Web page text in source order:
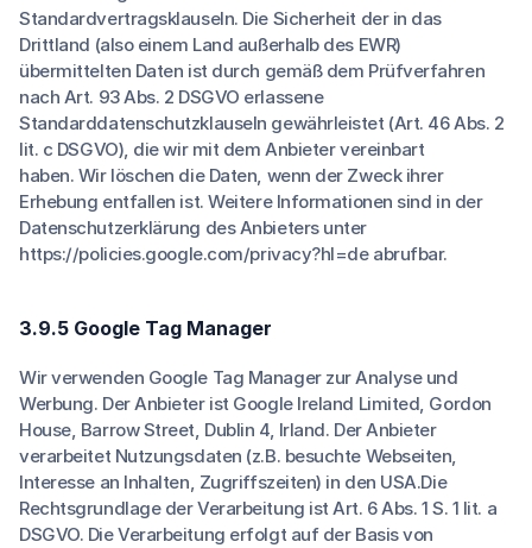
Standardvertragsklauseln. Die Sicherheit der in das
Drittland (also einem Land außerhalb des EWR)
übermittelten Daten ist durch gemäß dem Prüfverfahren
nach Art. 93 Abs. 2 DSGVO erlassene
Standarddatenschutzklauseln gewährleistet (Art. 46 Abs. 2
lit. c DSGVO), die wir mit dem Anbieter vereinbart
haben. Wir löschen die Daten, wenn der Zweck ihrer
Erhebung entfallen ist. Weitere Informationen sind in der
Datenschutzerklärung des Anbieters unter
https://policies.google.com/privacy?hl=de abrufbar.
3.9.5 Google Tag Manager
Wir verwenden Google Tag Manager zur Analyse und
Werbung. Der Anbieter ist Google Ireland Limited, Gordon
House, Barrow Street, Dublin 4, Irland. Der Anbieter
verarbeitet Nutzungsdaten (z.B. besuchte Webseiten,
Interesse an Inhalten, Zugriffszeiten) in den USA.Die
Rechtsgrundlage der Verarbeitung ist Art. 6 Abs. 1 S. 1 lit. a
DSGVO. Die Verarbeitung erfolgt auf der Basis von